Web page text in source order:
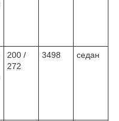
200 /
272
3498 седан